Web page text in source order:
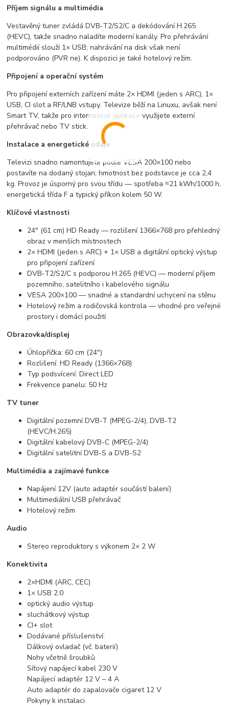
Příjem signálu a multimédia
Vestavěný tuner zvládá DVB‑T2/S2/C a dekódování H.265
(HEVC), takže snadno naladíte moderní kanály. Pro přehrávání
multimédií slouží 1× USB; nahrávání na disk však není
podporováno (PVR ne). K dispozici je také hotelový režim.
Připojení a operační systém
Pro připojení externích zařízení máte 2× HDMI (jeden s ARC), 1×
USB, CI slot a RF/LNB vstupy. Televize běží na Linuxu, avšak není
Smart TV, takže pro internetové aplikace využijete externí
přehrávač nebo TV stick.
Instalace a energetické údaje
Televizi snadno namontujete podle VESA 200×100 nebo
postavíte na dodaný stojan; hmotnost bez podstavce je cca 2,4
kg. Provoz je úsporný pro svou třídu — spotřeba ≈21 kWh/1000 h,
energetická třída F a typický příkon kolem 50 W.
Klíčové vlastnosti
24" (61 cm) HD Ready — rozlišení 1366×768 pro přehledný
obraz v menších místnostech
2× HDMI (jeden s ARC) + 1× USB a digitální optický výstup
pro připojení zařízení
DVB‑T2/S2/C s podporou H.265 (HEVC) — moderní příjem
pozemního, satelitního i kabelového signálu
VESA 200×100 — snadné a standardní uchycení na stěnu
Hotelový režim a rodičovská kontrola — vhodné pro veřejné
prostory i domácí použití
Obrazovka/displej
Úhlopříčka: 60 cm (24")
Rozlišení: HD Ready (1366×768)
Typ podsvícení: Direct LED
Frekvence panelu: 50 Hz
TV tuner
Digitální pozemní DVB-T (MPEG-2/4), DVB-T2
(HEVC/H.265)
Digitální kabelový DVB-C (MPEG-2/4)
Digitální satelitní DVB-S a DVB-S2
Multimédia a zajímavé funkce
Napájení 12V (auto adaptér součástí balení)
Multimediální USB přehrávač
Hotelový režim
Audio
Stereo reproduktory s výkonem 2× 2 W
Konektivita
2×HDMI (ARC, CEC)
1× USB 2.0
optický audio výstup
sluchátkový výstup
CI+ slot
Dodávané příslušenství:
Dálkový ovladač (vč. baterií)
Nohy včetně šroubků
Síťový napájecí kabel 230 V
Napájecí adaptér 12 V – 4 A
Auto adaptér do zapalovače cigaret 12 V
Pokyny k instalaci